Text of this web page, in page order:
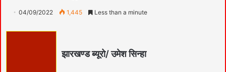
04/09/2022 1,445 Less than a minute
झारखण्ड ब्यूरो/ उमेश सिन्हा